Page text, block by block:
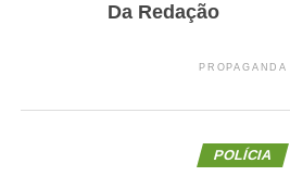
Da Redação
PROPAGANDA
POLÍCIA